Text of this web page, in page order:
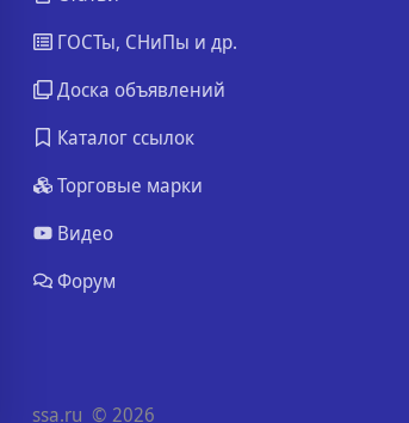
ГОСТы, СНиПы и др.
Доска объявлений
Каталог ссылок
Торговые марки
Видео
Форум
ssa.ru © 2026